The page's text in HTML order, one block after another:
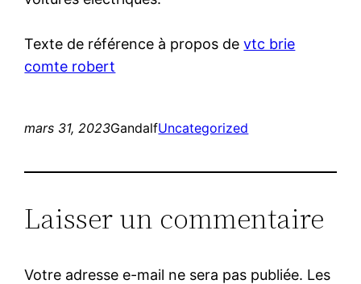
Texte de référence à propos devtc brie
comte robert
mars 31, 2023GandalfUncategorized
Laisser un commentaire
Votre adresse e-mail ne sera pas publiée. Les